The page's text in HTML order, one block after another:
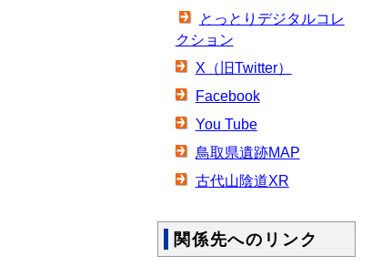
とっとりデジタルコレ
クション
X（旧Twitter）
Facebook
You Tube
鳥取県遺跡MAP
古代山陰道XR
関係先へのリンク